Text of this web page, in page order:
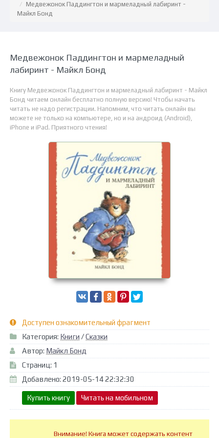
Медвежонок Паддингтон и мармеладный лабиринт -
Майкл Бонд
Медвежонок Паддингтон и мармеладный
лабиринт - Майкл Бонд
Книгу Медвежонок Паддингтон и мармеладный лабиринт - Майкл
Бонд читаем онлайн бесплатно полную версию! Чтобы начать
читать не надо регистрации. Напомним, что читать онлайн вы
можете не только на компьютере, но и на андроид (Android),
iPhone и iPad. Приятного чтения!
Доступен ознакомительный фрагмент
Категория: Книги /Сказки
Автор: Майкл Бонд
Страниц: 1
Добавлено: 2019-05-14 22:32:30
Купить книгу Читать на мобильном
Внимание! Книга может содержать контент